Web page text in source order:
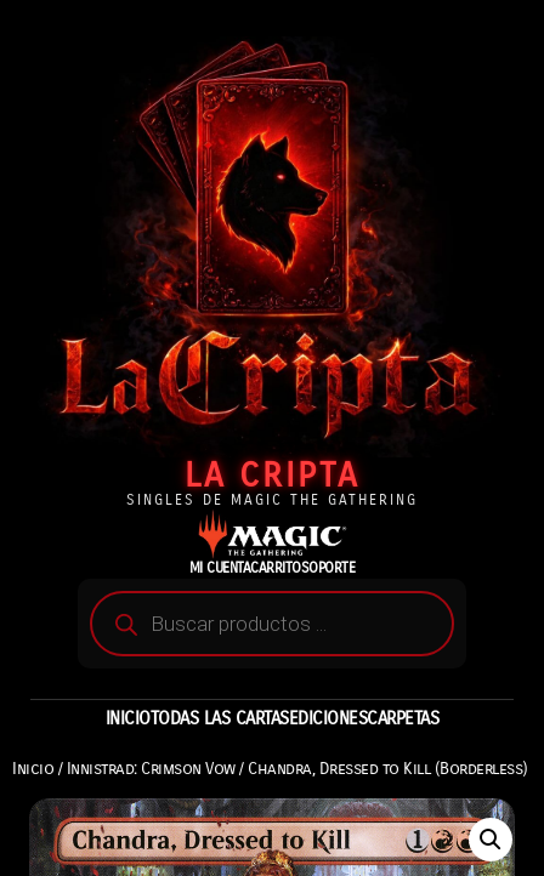
LA CRIPTA
SINGLES DE MAGIC THE GATHERING
MI CUENTACARRITOSOPORTE
INICIOTODAS LAS CARTASEDICIONESCARPETAS
Inicio / Innistrad: Crimson Vow/ Chandra, Dressed to Kill (Borderless)